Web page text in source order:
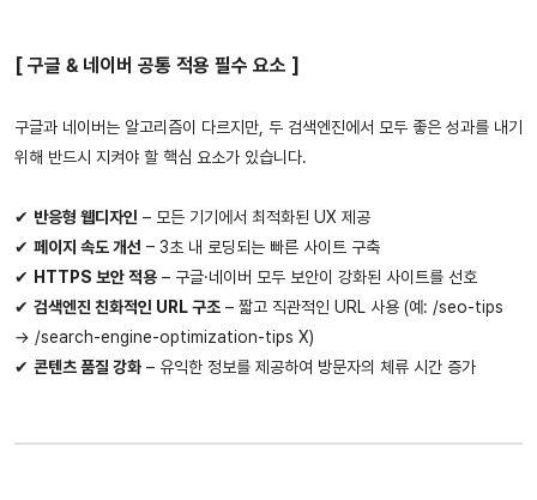
[ 구글 & 네이버 공통 적용 필수 요소 ]
구글과 네이버는 알고리즘이 다르지만, 두 검색엔진에서 모두 좋은 성과를 내기
위해 반드시 지켜야 할 핵심 요소가 있습니다.
✔ 반응형 웹디자인 – 모든 기기에서 최적화된 UX 제공
✔ 페이지 속도 개선 – 3초 내 로딩되는 빠른 사이트 구축
✔ HTTPS 보안 적용 – 구글·네이버 모두 보안이 강화된 사이트를 선호
✔ 검색엔진 친화적인 URL 구조 – 짧고 직관적인 URL 사용 (예: /seo-tips
→ /search-engine-optimization-tips X)
✔ 콘텐츠 품질 강화 – 유익한 정보를 제공하여 방문자의 체류 시간 증가